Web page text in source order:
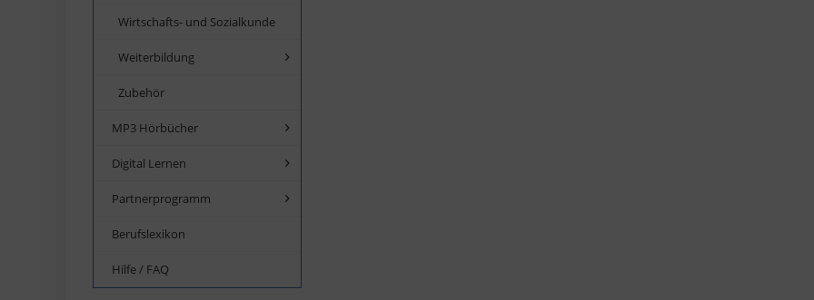
Wirtschafts- und Sozialkunde
Weiterbildung
Zubehör
MP3 Hörbücher
Digital Lernen
Partnerprogramm
Berufslexikon
Hilfe / FAQ